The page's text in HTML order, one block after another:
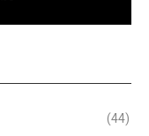
(44)